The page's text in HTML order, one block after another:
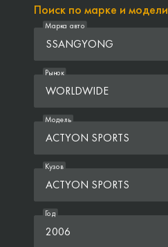
Поиск по марке и модели
SSANGYONG
Марка авто
WORLDWIDE
Рынок
ACTYON SPORTS
Модель
ACTYON SPORTS
Кузов
2006
Год